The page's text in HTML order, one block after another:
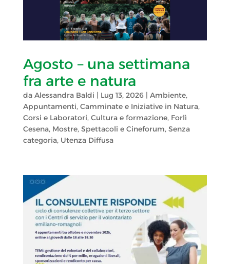
Agosto – una settimana
fra arte e natura
da Alessandra Baldi | Lug 13, 2026| Ambiente,
Appuntamenti, Camminate e Iniziative in Natura,
Corsi e Laboratori, Cultura e formazione, Forlì
Cesena, Mostre, Spettacoli e Cineforum, Senza
categoria, Utenza Diffusa